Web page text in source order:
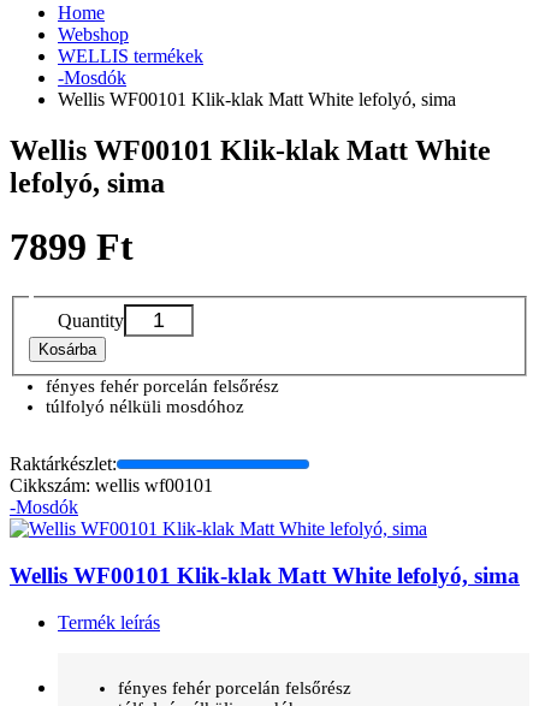
Home
Webshop
WELLIS termékek
-Mosdók
Wellis WF00101 Klik-klak Matt White lefolyó, sima
Wellis WF00101 Klik-klak Matt White
lefolyó, sima
7899 Ft
Quantity
Kosárba
fényes fehér porcelán felsőrész
túlfolyó nélküli mosdóhoz
Raktárkészlet:
Cikkszám: wellis wf00101
-Mosdók
Wellis WF00101 Klik-klak Matt White lefolyó, sima
Termék leírás
fényes fehér porcelán felsőrész